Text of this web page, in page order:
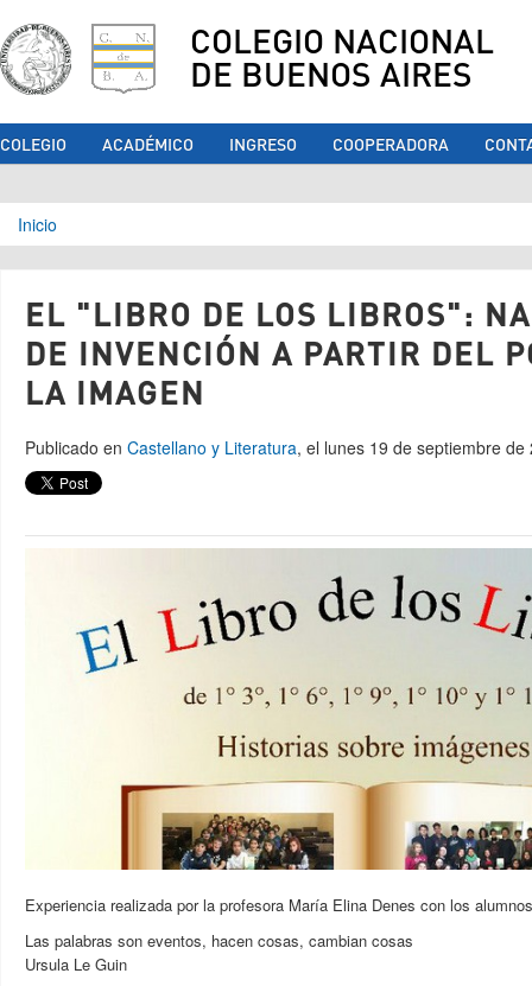
COLEGIO NACIONAL
DE BUENOS AIRES
COLEGIO ACADÉMICO INGRESO COOPERADORA
Se encuentra usted aquí
Inicio
EL "LIBRO DE LOS LIBROS":
DE INVENCIÓN A PARTIR DEL
LA IMAGEN
Publicado en Castellano y Literatura, el lunes 19 de septiembre de
Experiencia realizada por la profesora María Elina Denes con los
Las palabras son eventos, hacen cosas, cambian cosas
Ursula Le Guin